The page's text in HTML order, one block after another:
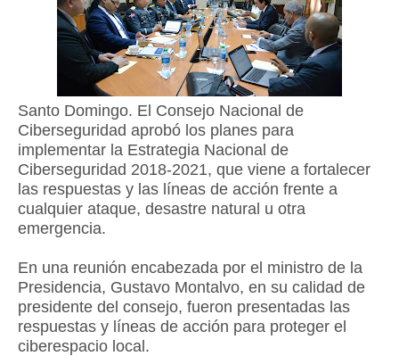
Santo Domingo. El Consejo Nacional de
Ciberseguridad aprobó los planes para
implementar la Estrategia Nacional de
Ciberseguridad 2018-2021, que viene a fortalecer
las respuestas y las líneas de acción frente a
cualquier ataque, desastre natural u otra
emergencia.
En una reunión encabezada por el ministro de la
Presidencia, Gustavo Montalvo, en su calidad de
presidente del consejo, fueron presentadas las
respuestas y líneas de acción para proteger el
ciberespacio local.